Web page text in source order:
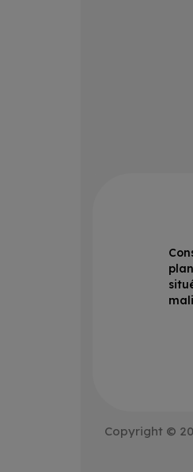
Copyright ©